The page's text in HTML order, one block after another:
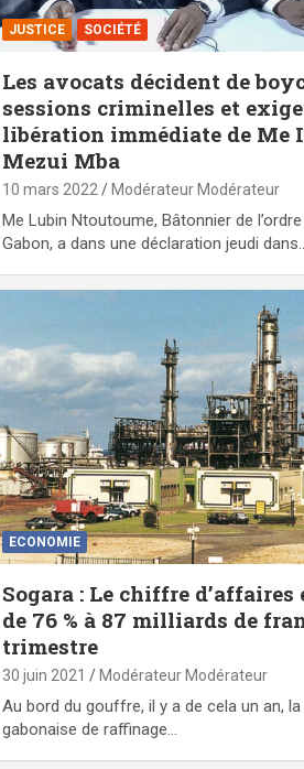
JUSTICE SOCIÉTÉ
Les avocats décident de
sessions criminelles et
libération immédiate de Me
Mezui Mba
10 mars 2022 Modérateur Modérateur
Me Lubin Ntoutoume, Bâtonnier de
Gabon, a dans une déclaration jeudi
ECONOMIE
Sogara : Le chiffre d’affaires
de 76 % à 87 milliards de
trimestre
30 juin 2021 Modérateur Modérateur
Au bord du gouffre, il y a de cela un an,
gabonaise de raffinage…